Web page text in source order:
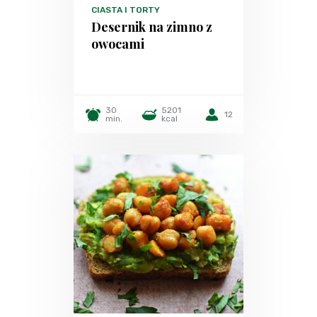
CIASTA I TORTY
Desernik na zimno z
owocami
30
min.
5201
kcal
12